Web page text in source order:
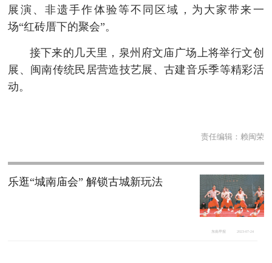
展演、非遗手作体验等不同区域，为大家带来一
场“红砖厝下的聚会”。
接下来的几天里，泉州府文庙广场上将举行文创
展、闽南传统民居营造技艺展、古建音乐季等精彩活
动。
责任编辑： 赖闽荣
乐逛“城南庙会” 解锁古城新玩法
东南早报 2023-07-24